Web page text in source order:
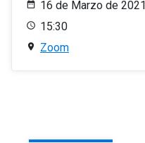
16 de Marzo de 2021
15:30
Zoom